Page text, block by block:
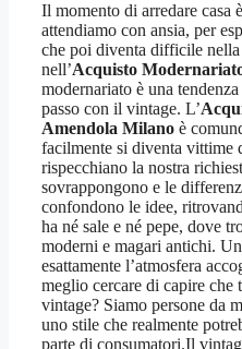
Il momento di arredare casa
attendiamo con ansia, per
che poi diventa difficile
nell’Acquisto
modernariato è una
passo con il vintage. L’
Amendola Milano è
facilmente si diventa vittime
rispecchiano la nostra
sovrappongono e le
confondono le idee,
ha né sale e né pepe, dove
moderni e magari antichi.
esattamente l’atmosfera
meglio cercare di capire che
vintage? Siamo persone da
uno stile che realmente
parte di consumatori.Il